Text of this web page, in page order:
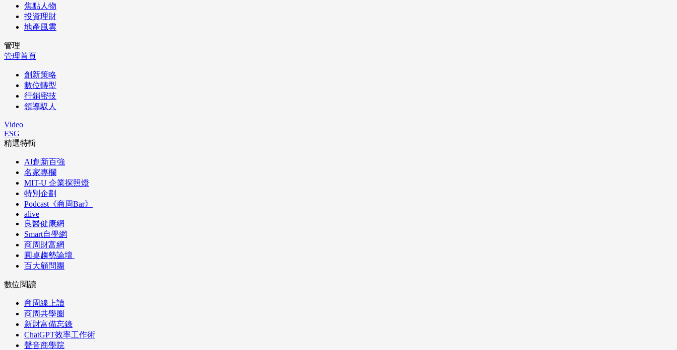
焦點人物
投資理財
地產風雲
管理
管理首頁
創新策略
數位轉型
行銷密技
領導馭人
Video
ESG
精選特輯
AI創新百強
名家專欄
MIT-U 企業探照燈
特別企劃
Podcast《商周Bar》
alive
良醫健康網
Smart自學網
商周財富網
圓桌趨勢論壇
百大顧問團
數位閱讀
商周線上讀
商周共學圈
新財富備忘錄
ChatGPT效率工作術
聲音商學院